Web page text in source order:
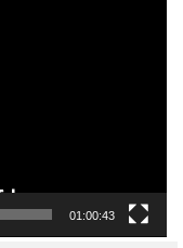
01:00:43